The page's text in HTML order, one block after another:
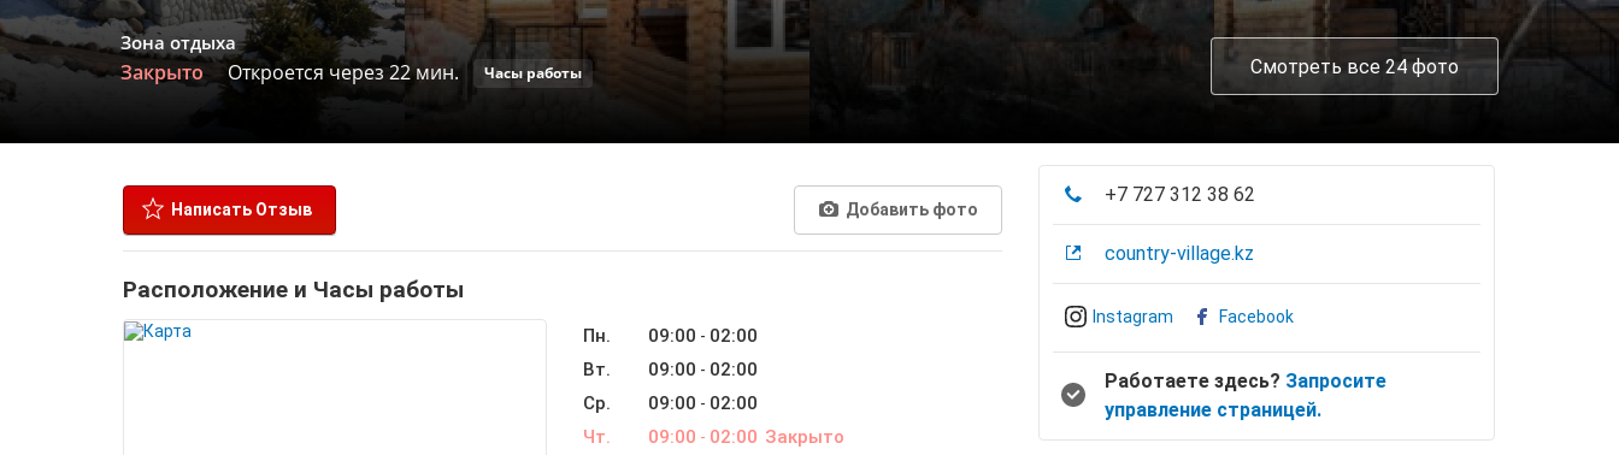
Зона отдыха
Закрыто Откроется через 22 мин. Часы работы Смотреть все 24 фото
Написать Отзыв Добавить фото
Расположение и Часы работы
Пн. 09:00 - 02:00
Вт.
09:00 - 02:00
Ср.
09:00 - 02:00
Чт.
09:00 - 02:00 Закрыто
+7 727 312 38 62
country-village.kz
Instagram Facebook
Работаете здесь? Запросите
управление страницей.